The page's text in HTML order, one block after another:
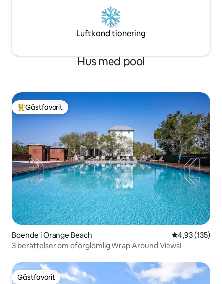
Luftkonditionering
Hus med pool
Populär gästfavorit
Gästfavorit
Boende i Orange Beach 4,93 av 5 i
4,93 (135)
3 berättelser om oförglömlig Wrap Around Views!
Gästfavorit
Gästfavorit